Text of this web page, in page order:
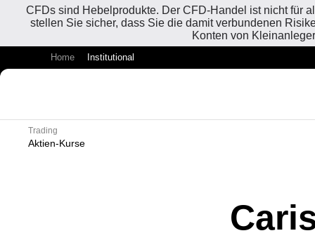
CFDs sind Hebelprodukte. Der CFD-Handel ist nicht für
stellen Sie sicher, dass Sie die damit verbundenen
Konten von
Home Institutional
Trading
Aktien-Kurse